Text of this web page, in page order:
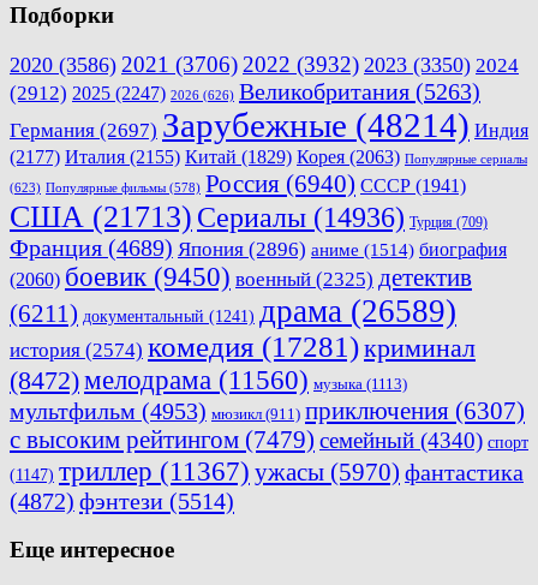
Подборки
2020 (3586) 2021 (3706) 2022 (3932) 2023 (3350) 2024
(2912) 2025 (2247) 2026 (626) Великобритания (5263)
Германия (2697) Зарубежные (48214) Индия
(2177) Италия (2155) Китай (1829) Корея (2063) Популярные сериалы
(623) Популярные фильмы (578) Россия (6940) СССР (1941)
США (21713) Сериалы (14936) Турция (709)
Франция (4689) Япония (2896) аниме (1514) биография
(2060) боевик (9450) военный (2325) детектив
(6211) документальный (1241) драма (26589)
история (2574) комедия (17281)криминал
(8472)мелодрама (11560) музыка (1113)
мультфильм (4953) мюзикл (911) приключения (6307)
с высоким рейтингом (7479) семейный (4340) спорт
(1147) триллер (11367) ужасы (5970) фантастика
(4872) фэнтези (5514)
Еще интересное